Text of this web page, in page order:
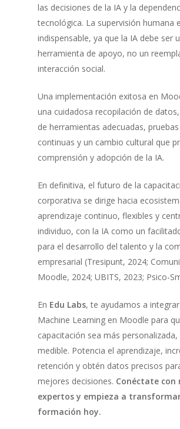
las decisiones de la IA y la
tecnológica. La supervisión humana
indispensable, ya que la IA debe ser
herramienta de apoyo, no un
interacción social.
Una implementación exitosa en
una cuidadosa recopilación de
de herramientas adecuadas,
continuas y un cambio cultural que
comprensión y adopción de la IA.
En definitiva, el futuro de la
corporativa se dirige hacia
aprendizaje continuo, flexibles y
individuo, con la IA como un
para el desarrollo del talento y la
empresarial (Tresipunt, 2024;
Moodle, 2024; UBITS, 2023; Psico-
En Edu Labs, te ayudamos a
Machine Learning en Moodle para
capacitación sea más
medible. Potencia el aprendizaje,
retención y obtén datos precisos
mejores decisiones. Conéctate con
expertos y empieza a
formación hoy.